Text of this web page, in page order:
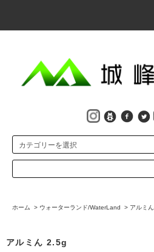
ホーム > ウォーターランド/WaterLand > アルミん
アルミん 2.5g